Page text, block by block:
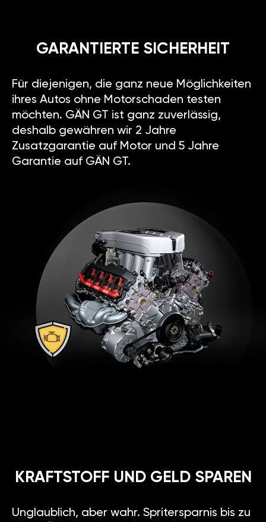
GARANTIERTE SICHERHEIT
Für diejenigen, die ganz neue Möglichkeiten
ihres Autos ohne Motorschaden testen
möchten. GÄN GT ist ganz zuverlässig,
deshalb gewähren wir 2 Jahre
Zusatzgarantie auf Motor und 5 Jahre
Garantie auf GÄN GT.
KRAFTSTOFF UND GELD SPAREN
Unglaublich, aber wahr. Spritersparnis bis zu